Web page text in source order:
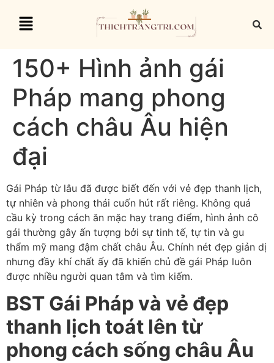
150+ Hình ảnh gái
Pháp mang phong
cách châu Âu hiện
đại
Gái Pháp từ lâu đã được biết đến với vẻ đẹp thanh lịch,
tự nhiên và phong thái cuốn hút rất riêng. Không quá
cầu kỳ trong cách ăn mặc hay trang điểm, hình ảnh cô
gái thường gây ấn tượng bởi sự tinh tế, tự tin và gu
thẩm mỹ mang đậm chất châu Âu. Chính nét đẹp giản dị
nhưng đầy khí chất ấy đã khiến chủ đề gái Pháp luôn
được nhiều người quan tâm và tìm kiếm.
BST Gái Pháp và vẻ đẹp
thanh lịch toát lên từ
phong cách sống châu Âu